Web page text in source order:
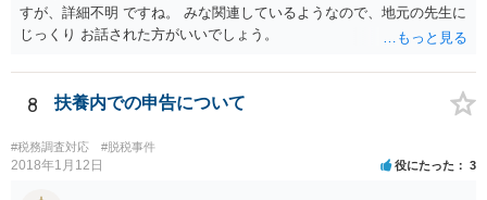
すが、詳細不明 ですね。 みな関連しているようなので、地元の先生に
じっくり お話された方がいいでしょう。
8 扶養内での申告について
#税務調査対応 #脱税事件
2018年1月12日 役にたった 3